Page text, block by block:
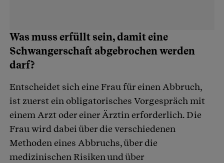
Was muss erfüllt sein, damit eine
Schwangerschaft abgebrochen werden
darf?
Entscheidet sich eine Frau für einen Abbruch,
ist zuerst ein obligatorisches Vorgespräch mit
einem Arzt oder einer Ärztin erforderlich. Die
Frau wird dabei über die verschiedenen
Methoden eines Abbruchs, über die
medizinischen Risiken und über